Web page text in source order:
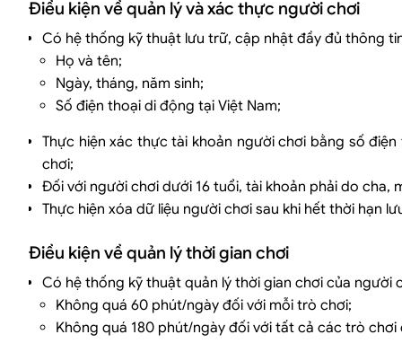
Điều kiện về quản lý và xác thực người chơi
Có hệ thống kỹ thuật lưu trữ, cập nhật đầy đủ thông
Họ và tên;
Ngày, tháng, năm sinh;
Số điện thoại di động tại Việt Nam;
Thực hiện xác thực tài khoản người chơi bằng số
chơi;
Đối với người chơi dưới 16 tuổi, tài khoản phải do
Thực hiện xóa dữ liệu người chơi sau khi hết thời hạn
Điều kiện về quản lý thời gian chơi
Có hệ thống kỹ thuật quản lý thời gian chơi của người
Không quá 60 phút/ngày đối với mỗi trò chơi;
Không quá 180 phút/ngày đối với tất cả các trò